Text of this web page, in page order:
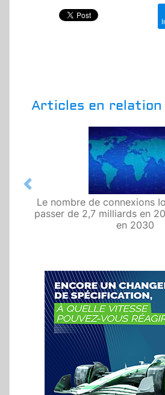
Articles en relation
Le nombre de connexions
passer de 2,7 milliards en
en 2030
Previous